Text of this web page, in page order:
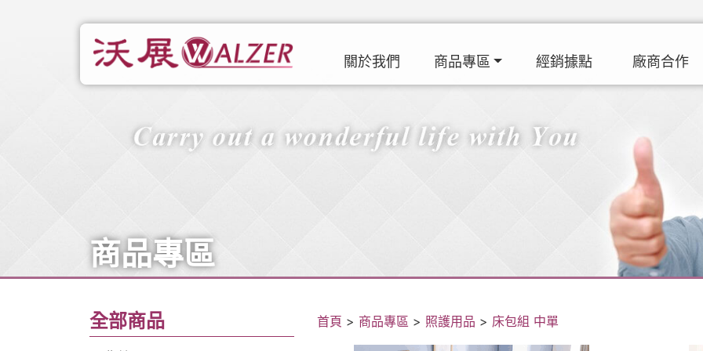
關於我們 商品專區 經銷據點 廠商合作
商品專區
全部商品 首頁 > 商品專區 > 照護用品 > 床包組 中單